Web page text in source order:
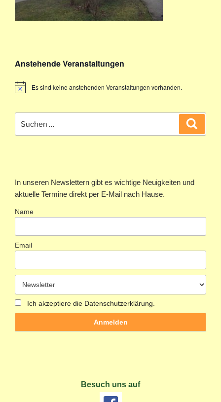
Anstehende Veranstaltungen
Es sind keine anstehenden Veranstaltungen vorhanden.
nach:
In unseren Newslettern gibt es wichtige Neuigkeiten und
aktuelle Termine direkt per E-Mail nach Hause.
Name
Email
Ich akzeptiere die Datenschutzerklärung.
Besuch uns auf